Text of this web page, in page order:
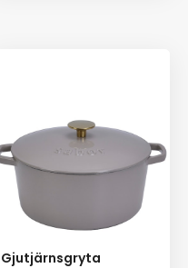
Gjutjärnsgryta